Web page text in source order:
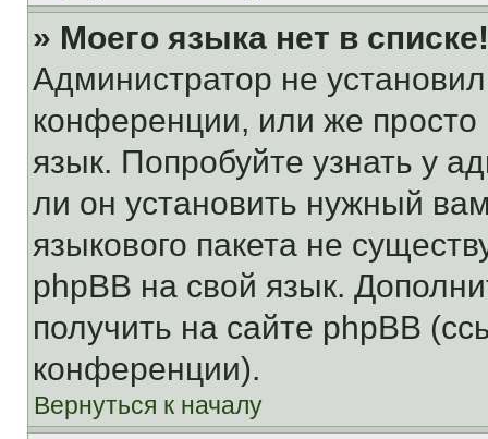
» Моего языка нет в списке!
Администратор не
конференции, или же
язык. Попробуйте узнать у
ли он установить нужный
языкового пакета не
phpBB на свой язык.
получить на сайте phpBB
конференции).
Вернуться к началу